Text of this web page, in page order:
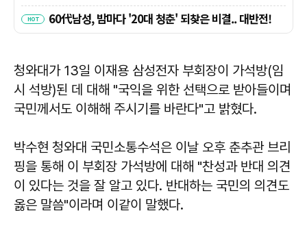
청와대가 13일 이재용 삼성전자 부회장이 가석방(임
시 석방)된 데 대해 "국익을 위한 선택으로 받아들이며
국민께서도 이해해 주시기를 바란다"고 밝혔다.
박수현 청와대 국민소통수석은 이날 오후 춘추관 브리
핑을 통해 이 부회장 가석방에 대해 "찬성과 반대 의견
이 있다는 것을 잘 알고 있다. 반대하는 국민의 의견도
옳은 말씀"이라며 이같이 말했다.